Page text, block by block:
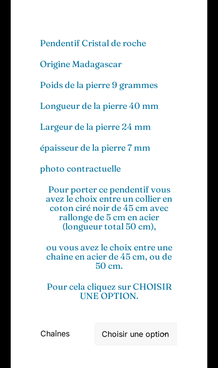
Pendentif Cristal de roche
Origine Madagascar
Poids de la pierre 9 grammes
Longueur de la pierre 40 mm
Largeur de la pierre 24 mm
épaisseur de la pierre 7 mm
photo contractuelle
Pour porter ce pendentif vous
avez le choix entre un collier en
coton ciré noir de 45 cm avec
rallonge de 5 cm en acier
(longueur total 50 cm),
ou vous avez le choix entre une
chaîne en acier de 45 cm, ou de
50 cm.
Pour cela cliquez sur CHOISIR
UNE OPTION.
Chaînes 